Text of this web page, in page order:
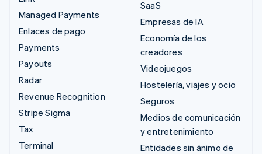
Managed Payments
Enlaces de pago
Payments
Payouts
Radar
Revenue Recognition
Stripe Sigma
Tax
Terminal
SaaS
Empresas de IA
Economía de los
creadores
Videojuegos
Hostelería, viajes y ocio
Seguros
Medios de comunicación
y entretenimiento
Entidades sin ánimo de